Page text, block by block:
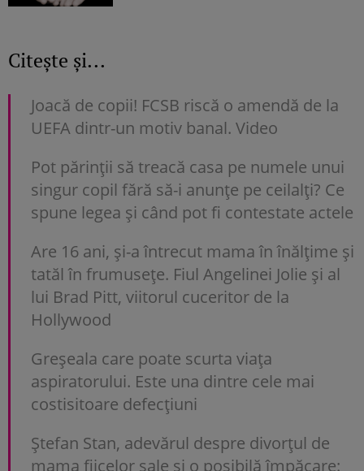
Citește și...
Joacă de copii! FCSB riscă o amendă de la
UEFA dintr-un motiv banal. Video
Pot părinții să treacă casa pe numele unui
singur copil fără să-i anunțe pe ceilalți? Ce
spune legea și când pot fi contestate actele
Are 16 ani, și-a întrecut mama în înălțime și
tatăl în frumusețe. Fiul Angelinei Jolie și al
lui Brad Pitt, viitorul cuceritor de la
Hollywood
Greșeala care poate scurta viața
aspiratorului. Este una dintre cele mai
costisitoare defecțiuni
Ștefan Stan, adevărul despre divorțul de
mama fiicelor sale și o posibilă împăcare: